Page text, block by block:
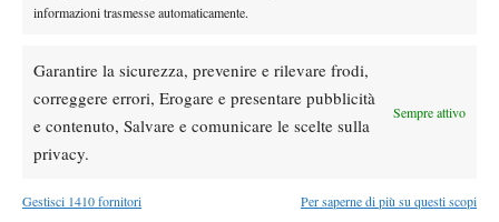
informazioni trasmesse automaticamente.
Garantire la sicurezza, prevenire e rilevare frodi,
correggere errori, Erogare e presentare pubblicità
e contenuto, Salvare e comunicare le scelte sulla
privacy.
Sempre attivo
Gestisci 1410 fornitori Per saperne di più su questi scopi
Masters 1000 Montreal 2026: medical time
out per Shang contro Darderi
WTA 1000 Toronto 2026: pioggia pesante,